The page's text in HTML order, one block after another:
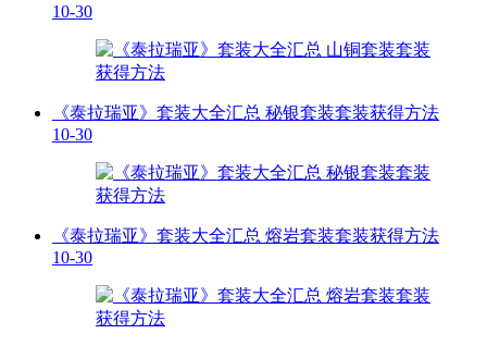
10-30
《泰拉瑞亚》套装大全汇总 秘银套装套装获得方法
10-30
《泰拉瑞亚》套装大全汇总 熔岩套装套装获得方法
10-30